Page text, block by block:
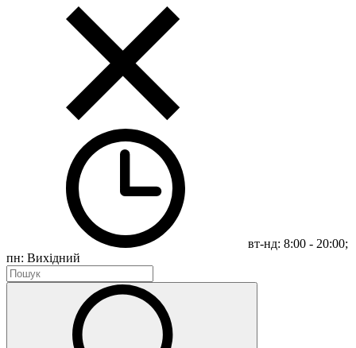
вт-нд: 8:00 - 20:00;
пн: Вихідний